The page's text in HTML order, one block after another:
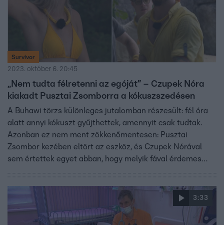
Survivor
2023. október 6. 20:45
„Nem tudta félretenni az egóját” – Czupek Nóra
kiakadt Pusztai Zsomborra a kókuszszedésen
A Buhawi törzs különleges jutalomban részesült: fél óra
alatt annyi kókuszt gyűjthettek, amennyit csak tudtak.
Azonban ez nem ment zökkenőmentesen: Pusztai
Zsombor kezében eltört az eszköz, és Czupek Nórával
sem értettek egyet abban, hogy melyik fával érdemes
3:33